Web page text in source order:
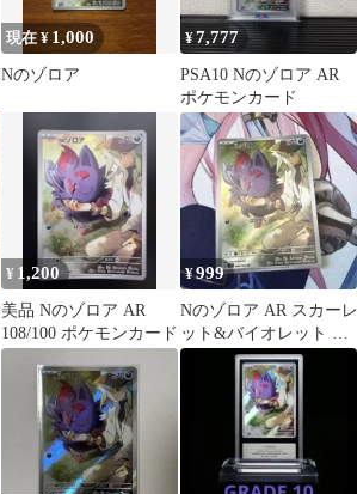
現在 ¥ 1,000
Nのゾロア
¥7,777
PSA10 Nのゾロア AR
ポケモンカード
¥ 1,200
美品 Nのゾロア AR
108/100 ポケモンカード
¥999
Nのゾロア AR スカーレ
ット&バイオレット 拡
張パック バトルパート
ナーズ …